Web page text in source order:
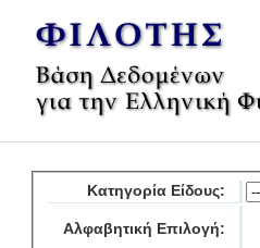
Κατηγορία Είδους:
Αλφαβητική Επιλογή: